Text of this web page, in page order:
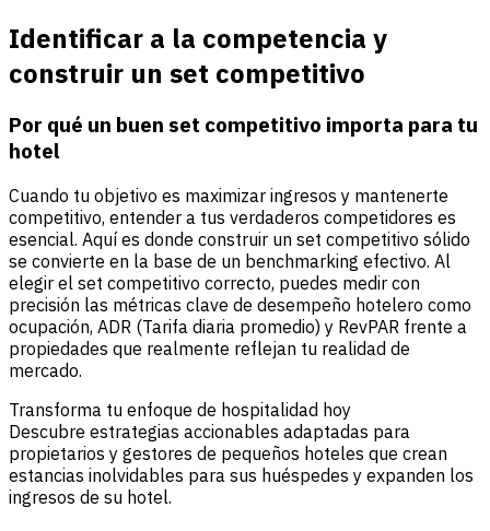
Identificar a la competencia y
construir un set competitivo
Por qué un buen set competitivo importa para tu
hotel
Cuando tu objetivo es maximizar ingresos y mantenerte
competitivo, entender a tus verdaderos competidores es
esencial. Aquí es donde construir un set competitivo sólido
se convierte en la base de un benchmarking efectivo. Al
elegir el set competitivo correcto, puedes medir con
precisión las métricas clave de desempeño hotelero como
ocupación, ADR (Tarifa diaria promedio) y RevPAR frente a
propiedades que realmente reflejan tu realidad de
mercado.
Transforma tu enfoque de hospitalidad hoy
Descubre estrategias accionables adaptadas para
propietarios y gestores de pequeños hoteles que crean
estancias inolvidables para sus huéspedes y expanden los
ingresos de su hotel.